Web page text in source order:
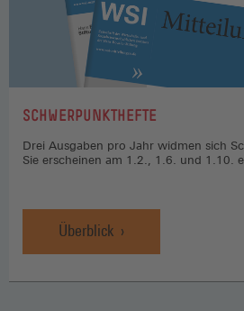
:SCHWERPUNKTHEFTE
Drei Ausgaben pro Jahr widmen sich
Sie erscheinen am 1.2., 1.6. und 1.10.
Überblick